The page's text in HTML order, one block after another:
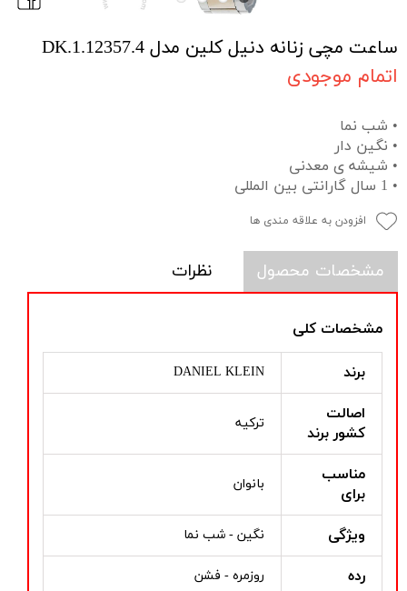
ساعت مچی زنانه دنیل کلین مدل DK.1.12357.4
اتمام موجودی
• شب نما
• نگین دار
• شیشه ی معدنی
• 1 سال گارانتی بین المللی
افزودن به علاقه مندی ها
مشخصات محصول نظرات
مشخصات کلی
برند DANIEL KLEIN
اصالت
کشور برند
ترکیه
مناسب
برای
بانوان
ویژگی نگین - شب نما
رده روزمره - فشن